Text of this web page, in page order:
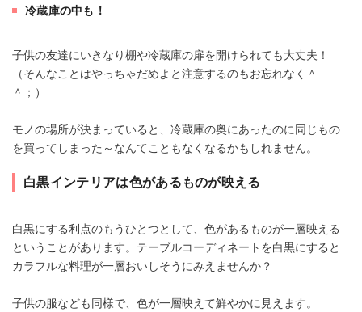
冷蔵庫の中も！
子供の友達にいきなり棚や冷蔵庫の扉を開けられても大丈夫！
（そんなことはやっちゃだめよと注意するのもお忘れなく＾
＾；）
モノの場所が決まっていると、冷蔵庫の奥にあったのに同じもの
を買ってしまった～なんてこともなくなるかもしれません。
白黒インテリアは色があるものが映える
白黒にする利点のもうひとつとして、色があるものが一層映える
ということがあります。テーブルコーディネートを白黒にすると
カラフルな料理が一層おいしそうにみえませんか？
子供の服なども同様で、色が一層映えて鮮やかに見えます。